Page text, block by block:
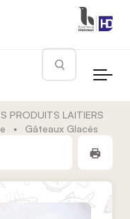
Rechercher
PRODUITS LAITIERS
• Gâteaux Glacés